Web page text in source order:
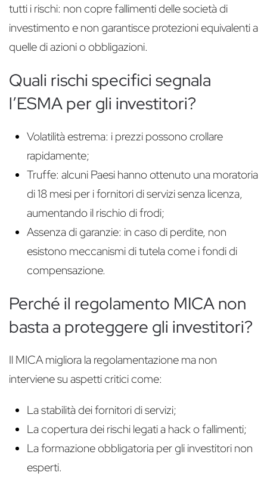
tutti i rischi: non copre fallimenti delle società di
investimento e non garantisce protezioni equivalenti a
quelle di azioni o obbligazioni.
Quali rischi specifici segnala
l’ESMA per gli investitori?
Volatilità estrema: i prezzi possono crollare
rapidamente;
Truffe: alcuni Paesi hanno ottenuto una moratoria
di 18 mesi per i fornitori di servizi senza licenza,
aumentando il rischio di frodi;
Assenza di garanzie: in caso di perdite, non
esistono meccanismi di tutela come i fondi di
compensazione.
Perché il regolamento MICA non
basta a proteggere gli investitori?
Il MICA migliora la regolamentazione ma non
interviene su aspetti critici come:
La stabilità dei fornitori di servizi;
La copertura dei rischi legati a hack o fallimenti;
La formazione obbligatoria per gli investitori non
esperti.